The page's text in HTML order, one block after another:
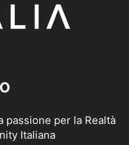
passione per la Realtà
Italiana